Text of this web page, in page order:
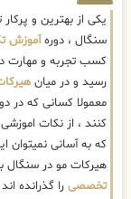
یکی از بهترین و
سنگال ، دورهآموزش
کسب تجربه و مهارت
رسید و در میان
معمولا کسانی که در
کنند ، از نکات
که به آسانی نمیتوان
هیرکات مو در سنگال
تخصصی